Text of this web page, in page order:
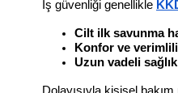
İş güvenliği genellikle
Cilt ilk savunma
Konfor ve
Uzun vadeli
Dolayısıyla kişisel